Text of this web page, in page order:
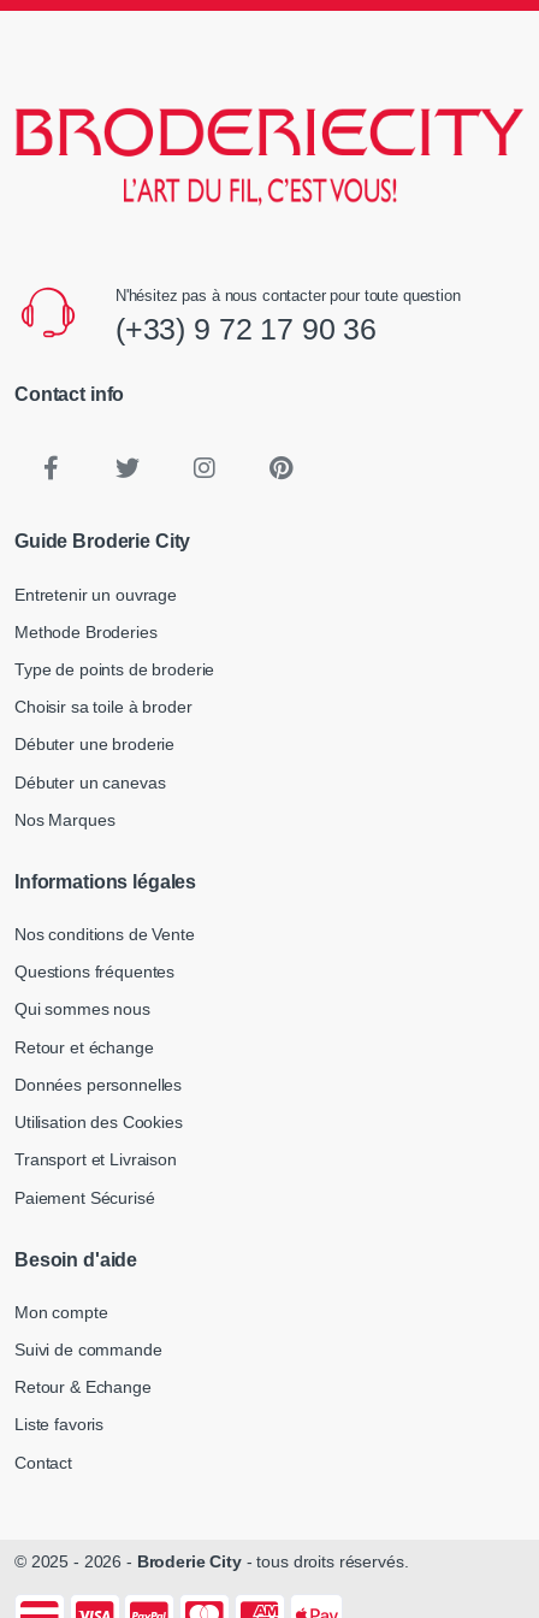
N'hésitez pas à nous contacter pour toute question
(+33) 9 72 17 90 36
Contact info
Guide Broderie City
Entretenir un ouvrage
Methode Broderies
Type de points de broderie
Choisir sa toile à broder
Débuter une broderie
Débuter un canevas
Nos Marques
Informations légales
Nos conditions de Vente
Questions fréquentes
Qui sommes nous
Retour et échange
Données personnelles
Utilisation des Cookies
Transport et Livraison
Paiement Sécurisé
Besoin d'aide
Mon compte
Suivi de commande
Retour & Echange
Liste favoris
Contact
© 2025 - 2026 - Broderie City- tous droits réservés.